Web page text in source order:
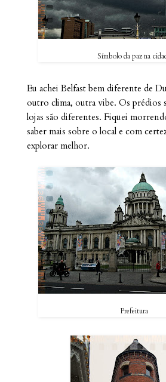
Símbolo da paz na
Eu achei Belfast bem diferente de
outro clima, outra vibe. Os prédios
lojas são diferentes. Fiquei
saber mais sobre o local e com
explorar melhor.
Prefeitura